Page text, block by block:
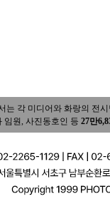
는 각 미디어와 화랑의 전
임원, 사진동호인 등 27만